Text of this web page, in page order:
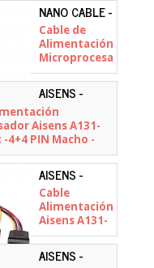
NANO CABLE -
10.19.1401
Cable de
Alimentación
Microprocesador
Nanocable
10.19.1401/
Molex -4+4
PIN Macho -
Molex 4 PIN
Hembra/
15cm
AISENS -
A131-0419
Aisens A131-
4+4 PIN Macho -
Hembra/ 30cm
AISENS -
A131-0353
Cable
Alimentación
Aisens A131-
0353/ SATA
Macho - 2x
SATA
AISENS -